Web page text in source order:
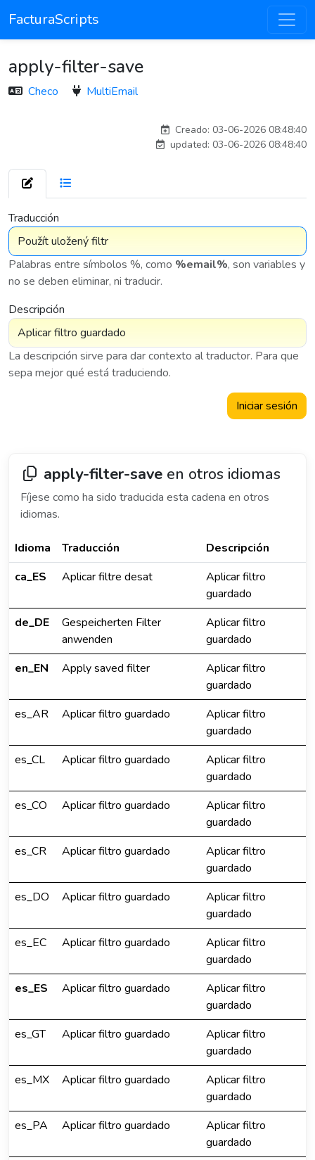
FacturaScripts
apply-filter-save
Checo MultiEmail
Creado: 03-06-2026 08:48:40
updated: 03-06-2026 08:48:40
Traducción
Palabras entre símbolos %, como %email%, son variables y
no se deben eliminar, ni traducir.
Descripción
La descripción sirve para dar contexto al traductor. Para que
sepa mejor qué está traduciendo.
Iniciar sesión
apply-filter-save en otros idiomas
Fíjese como ha sido traducida esta cadena en otros
idiomas.
Idioma Traducción
Descripción
ca_ES
Aplicar filtre desat
Aplicar filtro
guardado
de_DE
Gespeicherten Filter
anwenden
Aplicar filtro
guardado
en_EN
Apply saved filter
Aplicar filtro
guardado
es_AR
Aplicar filtro guardado
Aplicar filtro
guardado
es_CL
Aplicar filtro guardado
Aplicar filtro
guardado
es_CO
Aplicar filtro guardado
Aplicar filtro
guardado
es_CR
Aplicar filtro guardado
Aplicar filtro
guardado
es_DO
Aplicar filtro guardado
Aplicar filtro
guardado
es_EC
Aplicar filtro guardado
Aplicar filtro
guardado
es_ES
Aplicar filtro guardado
Aplicar filtro
guardado
es_GT
Aplicar filtro guardado
Aplicar filtro
guardado
es_MX
Aplicar filtro guardado
Aplicar filtro
guardado
es_PA
Aplicar filtro guardado
Aplicar filtro
guardado